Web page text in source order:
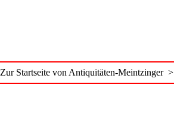
Zur Startseite von Antiquitäten-Meintzinger >